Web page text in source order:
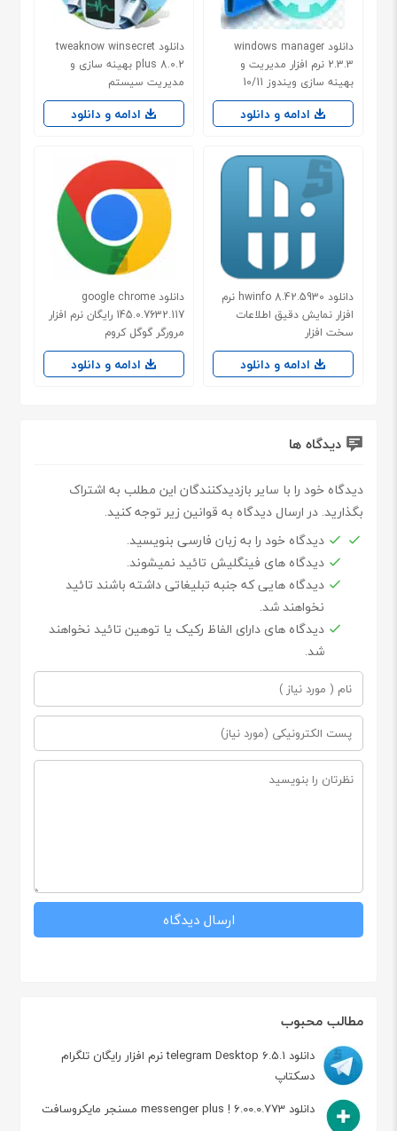
مطالب محبوب
دانلود telegram Desktop 6.5.1 نرم افزار رایگان تلگرام
دسکتاپ
دانلود messenger plus ! 6.00.0.773 مسنجر مایکروسافت
دانلود windows manager
2.3.3 نرم افزار مدیریت و
بهینه سازی ویندوز 10/11
ادامه و دانلود
دانلود tweaknow winsecret
plus 8.0.2 بهینه سازی و
مدیریت سیستم
ادامه و دانلود
دانلود hwinfo 8.42.5930 نرم
افزار نمایش دقیق اطلاعات
سخت افزار
ادامه و دانلود
دانلود google chrome
145.0.7632.117 رایگان نرم افزار
مرورگر گوگل کروم
ادامه و دانلود
دیدگاه ها
دیدگاه خود را با سایر بازدیدکنندگان این مطلب به اشتراک
بگذارید. در ارسال دیدگاه به قوانین زیر توجه کنید.
دیدگاه خود را به زبان فارسی بنویسید.
دیدگاه های فینگلیش تائید نمیشوند.
دیدگاه هایی که جنبه تبلیغاتی داشته باشند تائید
نخواهند شد.
دیدگاه های دارای الفاظ رکیک یا توهین تائید نخواهند
شد.